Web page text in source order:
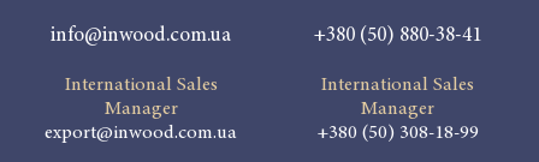
info@inwood.com.ua
International Sales
Manager
export@inwood.com.ua
+380 (50) 880-38-41
International Sales
Manager
+380 (50) 308-18-99